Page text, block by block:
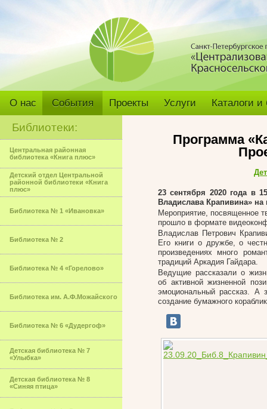
О нас События Проекты Услуги Каталоги
Библиотеки:
Центральная районная
библиотека «Книга плюс»
Детский отдел Центральной
районной библиотеки «Книга
плюс»
Библиотека № 1 «Ивановка»
Библиотека № 2
Библиотека № 4 «Горелово»
Библиотека им. А.Ф.Можайского
Библиотека № 6 «Дудергоф»
Детская библиотека № 7
«Улыбка»
Детская библиотека № 8
«Синяя птица»
Программа
23 сентября 2020 года в
Владислава Крапивина»
Мероприятие, посвященное
прошло в формате
Владислав Петрович
Его книги о дружбе, о
произведениях много
традиций Аркадия Гайдара.
Ведущие рассказали о
об активной жизненной
эмоциональный рассказ. А
создание бумажного